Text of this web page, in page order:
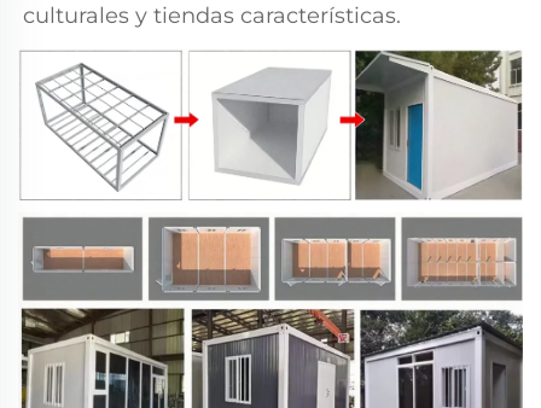
culturales y tiendas características.